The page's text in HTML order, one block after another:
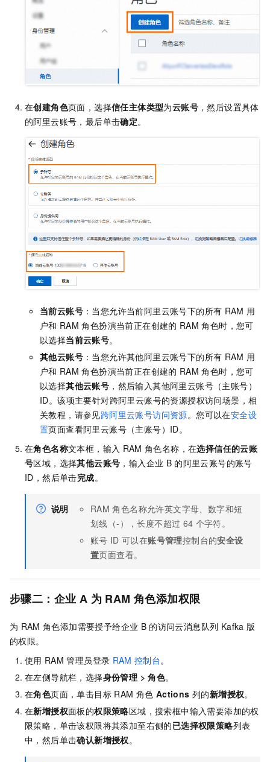
在创建角色页面，选择信任主体类型为云账号 ，然后设置具体
的阿里云账号，最后单击确定。
当前云账号 ：当您允许当前阿里云账号下的所有 RAM 用
户和 RAM 角色扮演当前正在创建的 RAM 角色时，您可
以选择当前云账号。
其他云账号 ：当您允许其他阿里云账号下的所有 RAM 用
户和 RAM 角色扮演当前正在创建的 RAM 角色时，您可
以选择其他云账号 ，然后输入其他阿里云账号（主账号）
ID。该项主要针对跨阿里云账号的资源授权访问场景，相
关教程，请参见跨阿里云账号访问资源。您可以在安全设
置页面查看阿里云账号（主账号）ID。
在角色名称文本框，输入 RAM 角色名称，在选择信任的云账
号区域，选择其他云账号 ，输入企业 B 的阿里云账号的账号
ID，然后单击完成。
说明 RAM 角色名称允许英文字母、数字和短
划线（-），长度不超过 64 个字符。
账号 ID 可以在账号管理控制台的安全设
置页面查看。
步骤二：企业 A 为 RAM 角色添加权限
为 RAM 角色添加需要授予给企业 B 的访问云消息队列 Kafka 版
的权限。
使用 RAM 管理员登录 RAM 控制台。
在左侧导航栏，选择身份管理 >角色。
在角色页面，单击目标 RAM 角色 Actions列的新增授权。
在新增授权面板的权限策略区域，搜索框中输入需要添加的权
限策略，单击该权限将其添加至右侧的已选择权限策略列表
中，然后单击确认新增授权 。